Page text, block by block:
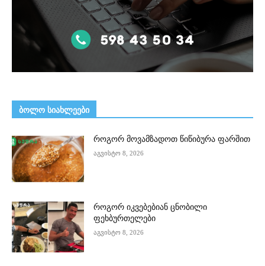
ᲑᲝᲚᲝ ᲡᲘᲐᲮᲚᲔᲔᲑᲘ
როგორ მოვამზადოთ წიწიბურა ფარშით
აგვისტო 8, 2026
როგორ იკვებებიან ცნობილი
ფეხბურთელები
აგვისტო 8, 2026